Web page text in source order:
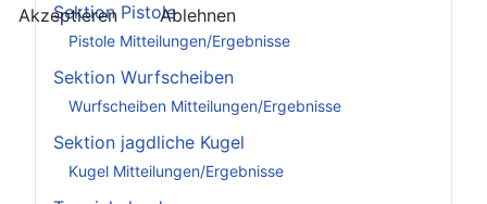
Sektion Pistole
Pistole Mitteilungen/Ergebnisse
Sektion Wurfscheiben
Wurfscheiben Mitteilungen/Ergebnisse
Sektion jagdliche Kugel
Kugel Mitteilungen/Ergebnisse
Akzeptieren Ablehnen